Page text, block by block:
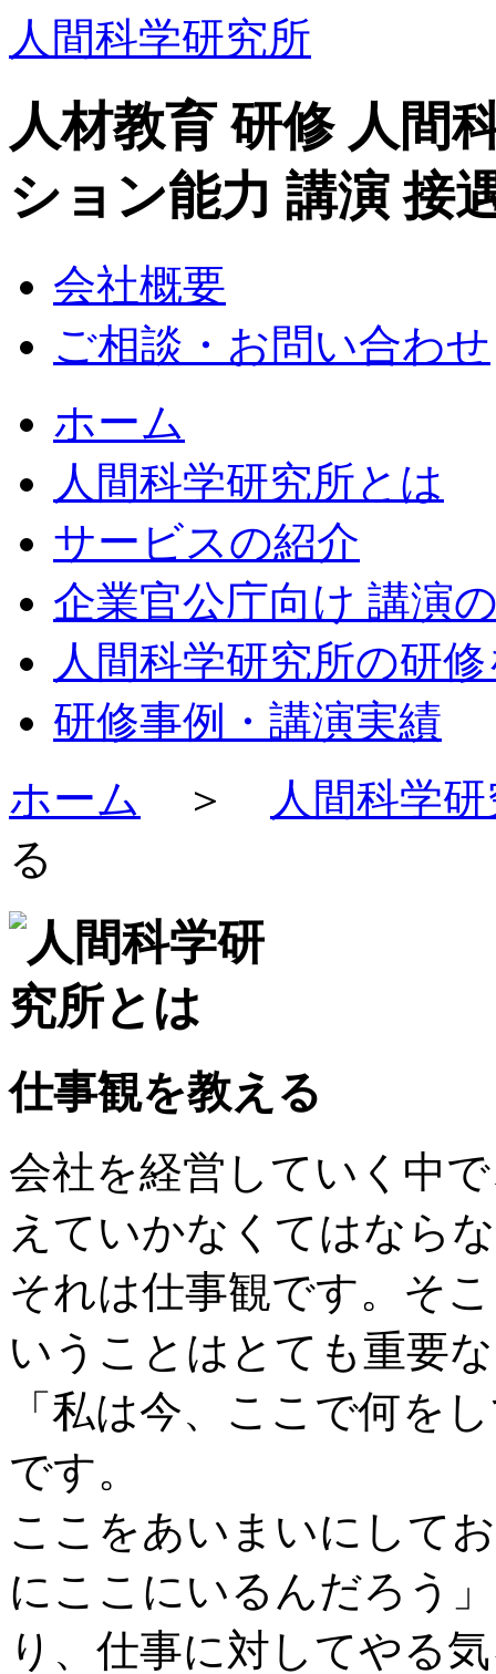
人間科学研究所
人材教育 研修 人間
ション能力 講演 接
会社概要
ご相談・お問い合わせ
ホーム
人間科学研究所とは
サービスの紹介
企業官公庁向け 講演
人間科学研究所の研
研修事例・講演実績
ホーム ＞
人間科学
る
仕事観を教える
会社を経営していく中
えていかなくてはなら
それは仕事観です。そ
いうことはとても重要
「私は今、ここで何を
です。
ここをあいまいにして
にここにいるんだろう
り、仕事に対してやる